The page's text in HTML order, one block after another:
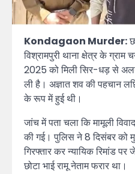
Kondagaon Murder:
विश्रामपुरी थाना क्षेत्र के
2025 को मिली सिर-धड़ से
ली है। अज्ञात शव की पहचान
के रूप में हुई थी।
जांच में पता चला कि मामूली
की गई। पुलिस ने 8 दिसंबर को
गिरफ्तार कर न्यायिक रिमांड
छोटा भाई रामू नेताम फरार था।